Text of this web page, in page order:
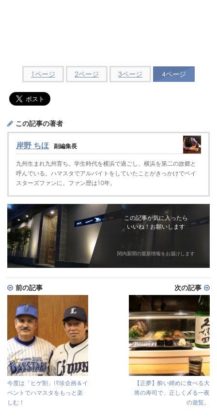
1ページ 2ページ 3ページ 4ページ
この記事の著者
岸野 ちほ 副編集長
九州生まれ九州育ち。学生時代を横浜で過ごし、横浜を第二の故郷と
呼んでいる。ハマスタでアルバイトをしていたことがきっかけでベイ
スターズファンに。ファン歴は10年。
この記事が気に入ったら
いいね！お願いします
関内新聞の最新情報をお届けします
前の記事
今度は「ヒゲ割」!?珍企画＆イ
ベントでハマスタをもっと楽
しむ！
次の記事
【正夢】酔い締めに食べる大
将の寿司で、正しく〆る一夜
の遊覧。